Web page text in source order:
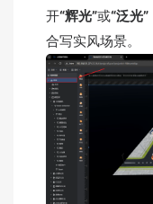
开“辉光”或“泛光”
合写实风场景。